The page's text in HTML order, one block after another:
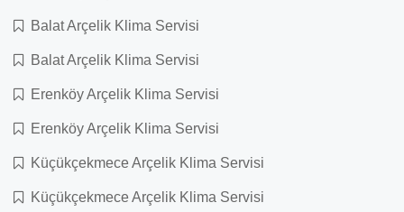
Balat Arçelik Klima Servisi
Balat Arçelik Klima Servisi
Erenköy Arçelik Klima Servisi
Erenköy Arçelik Klima Servisi
Küçükçekmece Arçelik Klima Servisi
Küçükçekmece Arçelik Klima Servisi